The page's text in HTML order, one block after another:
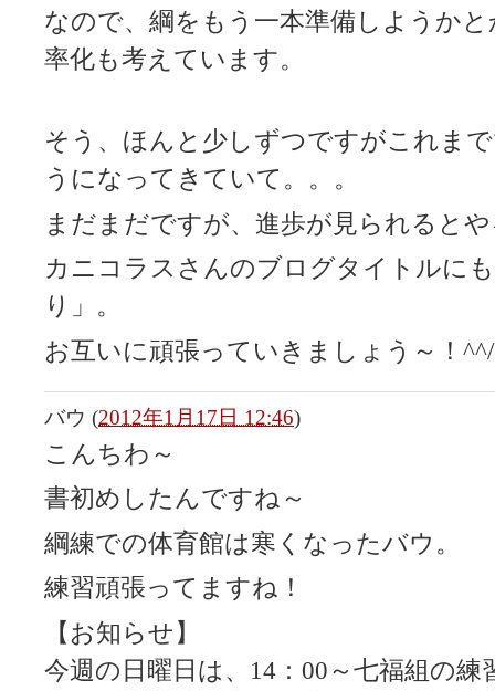
なので、綱をもう一本準備しようか
率化も考えています。
そう、ほんと少しずつですがこれま
うになってきていて。。。
まだまだですが、進歩が見られると
カニコラスさんのブログタイトルに
り」。
お互いに頑張っていきましょう～！^^/
バウ (2012年1月17日 12:46)
こんちわ～
書初めしたんですね～
綱練での体育館は寒くなったバウ。
練習頑張ってますね！
【お知らせ】
今週の日曜日は、14：00～七福組の練